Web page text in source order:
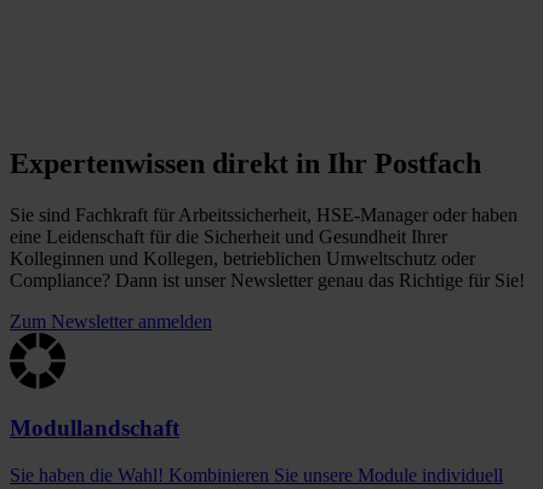
Expertenwissen direkt in Ihr Postfach
Sie sind Fachkraft für Arbeitssicherheit, HSE-Manager oder haben
eine Leidenschaft für die Sicherheit und Gesundheit Ihrer
Kolleginnen und Kollegen, betrieblichen Umweltschutz oder
Compliance? Dann ist unser Newsletter genau das Richtige für Sie!
Zum Newsletter anmelden
Modullandschaft
Sie haben die Wahl! Kombinieren Sie unsere Module individuell